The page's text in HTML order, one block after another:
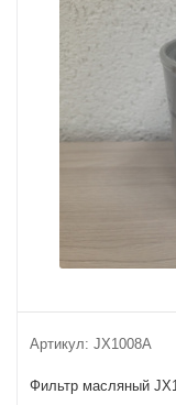
Артикул: JX1008A
Фильтр масляный